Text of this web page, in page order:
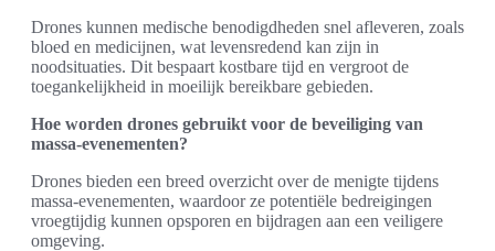
Drones kunnen medische benodigdheden snel afleveren, zoals
bloed en medicijnen, wat levensredend kan zijn in
noodsituaties. Dit bespaart kostbare tijd en vergroot de
toegankelijkheid in moeilijk bereikbare gebieden.
Hoe worden drones gebruikt voor de beveiliging van
massa-evenementen?
Drones bieden een breed overzicht over de menigte tijdens
massa-evenementen, waardoor ze potentiële bedreigingen
vroegtijdig kunnen opsporen en bijdragen aan een veiligere
omgeving.